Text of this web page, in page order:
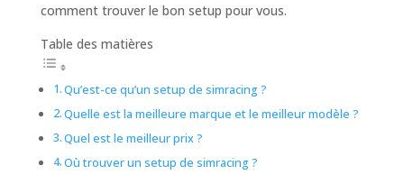
comment trouver le bon setup pour vous.
Table des matières
Qu’est-ce qu’un setup de simracing ?
Quelle est la meilleure marque et le meilleur modèle ?
Quel est le meilleur prix ?
Où trouver un setup de simracing ?